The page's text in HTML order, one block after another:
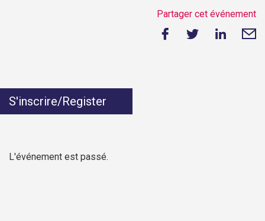
Partager cet événement
S'inscrire/Register
L'événement est passé.